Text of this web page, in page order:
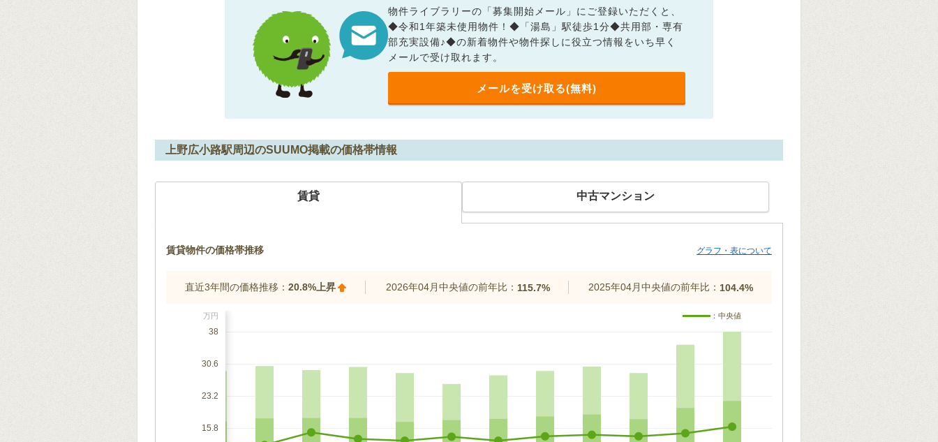
物件ライブラリーの「募集開始メール」にご登録いただくと、
◆令和1年築未使用物件！◆「湯島」駅徒歩1分◆共用部・専有
部充実設備♪◆の新着物件や物件探しに役立つ情報をいち早く
メールで受け取れます。
メールを受け取る(無料)
上野広小路駅周辺のSUUMO掲載の価格帯情報
賃貸 中古マンション
賃貸物件の価格帯推移 グラフ・表について
直近3年間の価格推移： 20.8%上昇 2026年04月中央値の前年比： 115.7% 2025年04月中央値の前年比： 104.4%
万円
38
30.6
23.2
15.8
：中央値